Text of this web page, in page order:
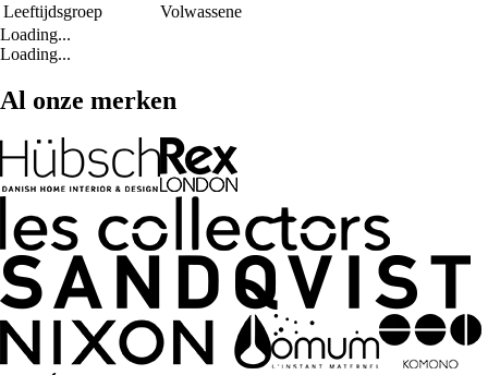
Leeftijdsgroep
Volwassene
Loading...
Loading...
Al onze merken